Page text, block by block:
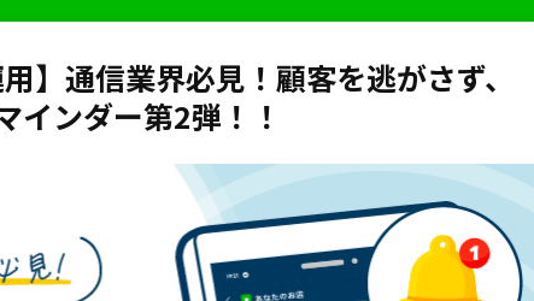
】通信業界必見！顧客を逃がさず、
インダー第2弾！！